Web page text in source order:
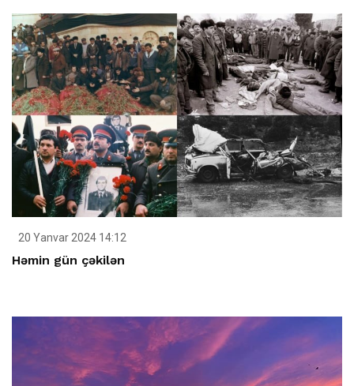
20 Yanvar 2024 14:12
Həmin gün çəkilən